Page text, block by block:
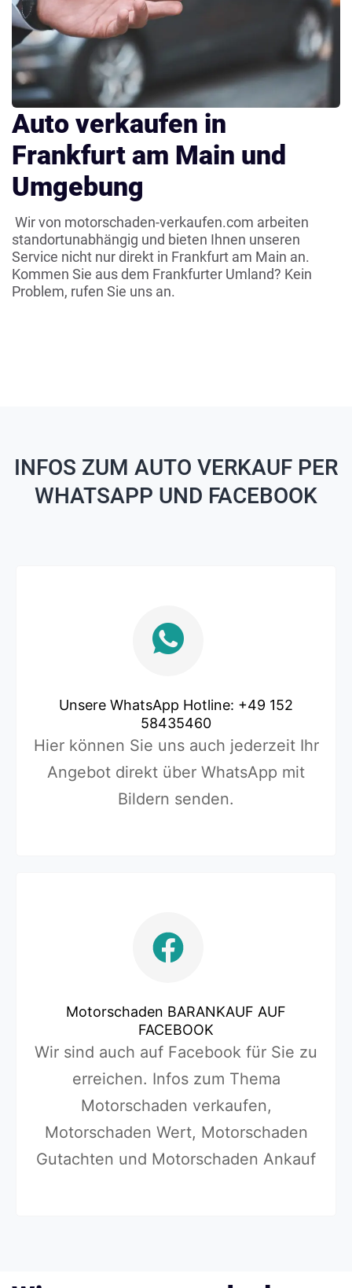
Auto verkaufen in
Frankfurt am Main und
Umgebung
Wir von motorschaden-verkaufen.com arbeiten
standortunabhängig und bieten Ihnen unseren
Service nicht nur direkt in Frankfurt am Main an.
Kommen Sie aus dem Frankfurter Umland? Kein
Problem, rufen Sie uns an.
INFOS ZUM AUTO VERKAUF PER
WHATSAPP UND FACEBOOK
Unsere WhatsApp Hotline: +49 152
58435460
Hier können Sie uns auch jederzeit Ihr
Angebot direkt über WhatsApp mit
Bildern senden.
Motorschaden BARANKAUF AUF
FACEBOOK
Wir sind auch auf Facebook für Sie zu
erreichen. Infos zum Thema
Motorschaden verkaufen,
Motorschaden Wert, Motorschaden
Gutachten und Motorschaden Ankauf